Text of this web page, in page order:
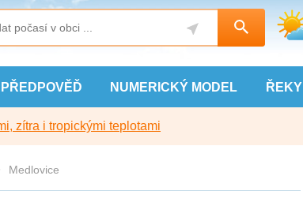
PŘEDPOVĚĎ NUMERICKÝ MODEL ŘEKY
zítra i tropickými teplotami
Medlovice